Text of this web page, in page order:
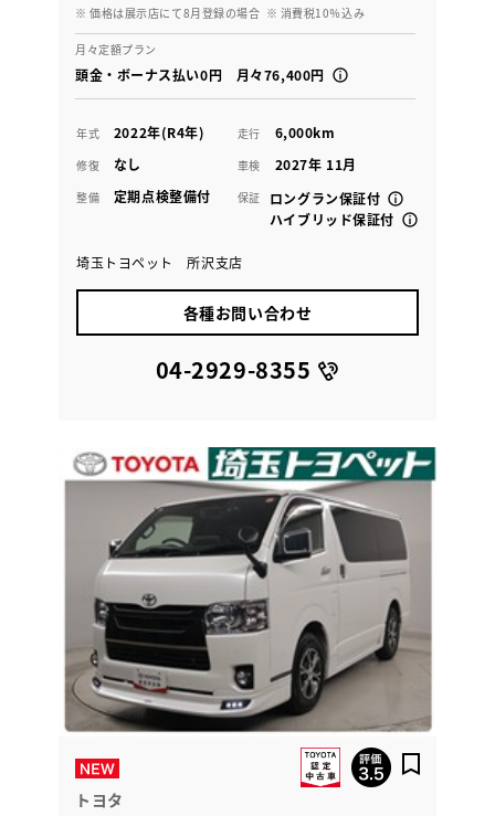
※ 価格は展示店にて8月登録の場合 ※ 消費税10％込み
月々定額プラン
頭金・ボーナス払い0円 月々76,400円
年式 2022年(R4年) 走行 6,000km
修復 なし 車検 2027年 11月
整備 定期点検整備付 保証
ロングラン保証付
ハイブリッド保証付
埼玉トヨペット 所沢支店
各種お問い合わせ
04-2929-8355
トヨタ